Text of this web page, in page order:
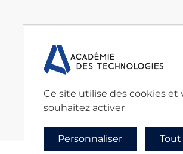
Ce site utilise des cookies
souhaitez activer
Personnaliser